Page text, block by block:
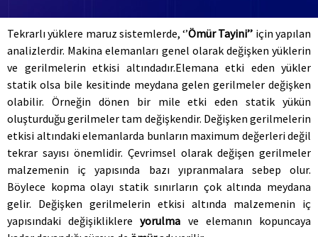
ANALİZ
İMALAT
TEKNİK HİZMETLER
İLETİŞİM
Tekrarlı yüklere maruz sistemlerde, ‘’Ömür Tayini’’ için yapılan
analizlerdir. Makina elemanları genel olarak değişken yüklerin
ve gerilmelerin etkisi altındadır.Elemana etki eden yükler
statik olsa bile kesitinde meydana gelen gerilmeler değişken
olabilir. Örneğin dönen bir mile etki eden statik yükün
oluşturduğu gerilmeler tam değişkendir. Değişken gerilmelerin
etkisi altındaki elemanlarda bunların maximum değerleri değil
tekrar sayısı önemlidir. Çevrimsel olarak değişen gerilmeler
malzemenin iç yapısında bazı yıpranmalara sebep olur.
Böylece kopma olayı statik sınırların çok altında meydana
gelir. Değişken gerilmelerin etkisi altında malzemenin iç
yapısındaki değişikliklereyorulma ve elemanın kopuncaya